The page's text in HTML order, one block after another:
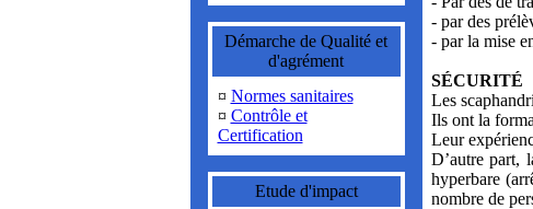
Démarche de Qualité et
d'agrément
¤ Normes sanitaires
¤ Contrôle et
Certification
Etude d'impact
- par des
- par la mise
SÉCURITÉ
Les
Ils ont la
Leur
D’autre part,
hyperbare
nombre de